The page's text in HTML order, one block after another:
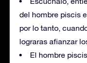
del hombre piscis
por lo tanto,
lograras afianzar
El hombre